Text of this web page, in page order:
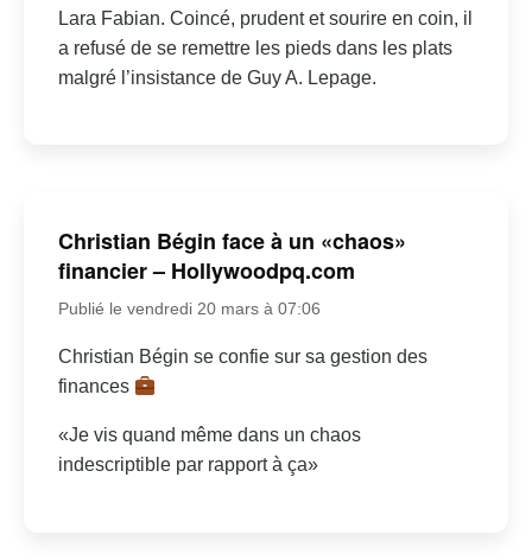
Lara Fabian. Coincé, prudent et sourire en coin, il
a refusé de se remettre les pieds dans les plats
malgré l’insistance de Guy A. Lepage.
Christian Bégin face à un «chaos»
financier – Hollywoodpq.com
Publié le vendredi 20 mars à 07:06
Christian Bégin se confie sur sa gestion des
finances
«Je vis quand même dans un chaos
indescriptible par rapport à ça»